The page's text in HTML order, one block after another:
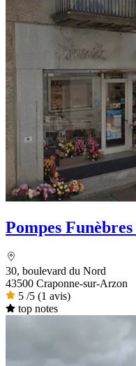
Pompes
30, boulevard du Nord
43500 Craponne-sur-Arzon
5 /5 (1 avis)
top notes